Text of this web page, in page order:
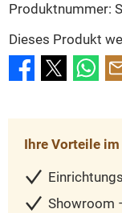
Produktnummer:
Dieses Produkt
Ihre Vorteile
Showroom